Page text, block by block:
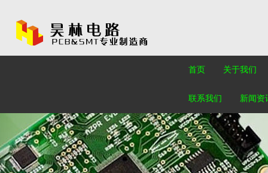
首页 关于我们
联系我们 新闻资